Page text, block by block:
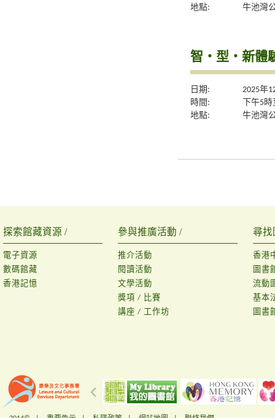
地點:
牛池灣
智・型・新體
日期:
2025年
時間:
下午5
地點:
牛池灣
探索館藏資源 /
電子資源
數碼館藏
香港記憶
參與推廣活動 /
推介活動
閱讀活動
文學活動
獎項 / 比賽
講座 / 工作坊
尋找
香港
圖書
流動
基本
圖書